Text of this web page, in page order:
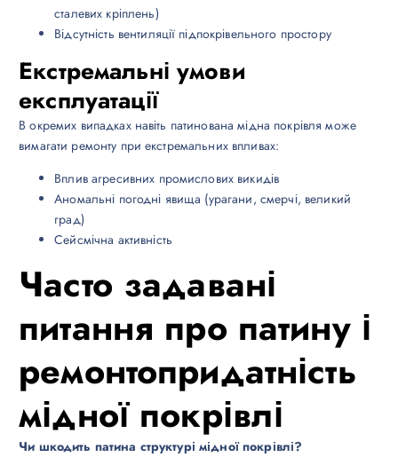
сталевих кріплень)
Відсутність вентиляції підпокрівельного простору
Екстремальні умови
експлуатації
В окремих випадках навіть патинована мідна покрівля може
вимагати ремонту при екстремальних впливах:
Вплив агресивних промислових викидів
Аномальні погодні явища (урагани, смерчі, великий
град)
Сейсмічна активність
Часто задавані
питання про патину і
ремонтопридатність
мідної покрівлі
Чи шкодить патина структурі мідної покрівлі?